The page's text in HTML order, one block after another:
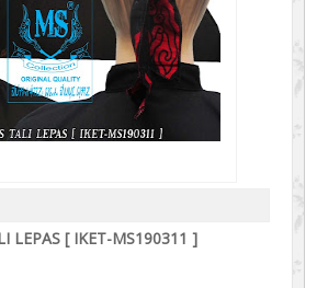
LEPAS [ IKET-MS190311 ]